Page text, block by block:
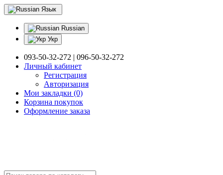
Язык
Russian
Укр
093-50-32-272 | 096-50-32-272
Личный кабинет
Регистрация
Авторизация
Мои закладки (0)
Корзина покупок
Оформление заказа